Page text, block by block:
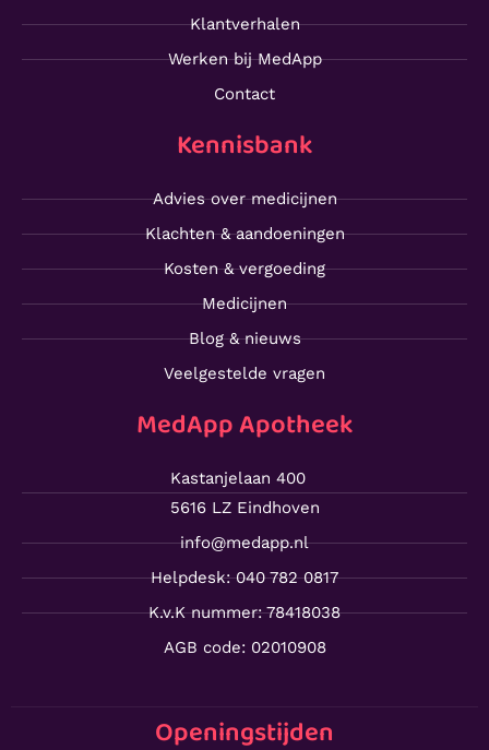
Klantverhalen
Werken bij MedApp
Contact
Kennisbank
Advies over medicijnen
Klachten & aandoeningen
Kosten & vergoeding
Medicijnen
Blog & nieuws
Veelgestelde vragen
MedApp Apotheek
Kastanjelaan 400
5616 LZ Eindhoven
info@medapp.nl
Helpdesk: 040 782 0817
K.v.K nummer: 78418038
AGB code: 02010908
Openingstijden